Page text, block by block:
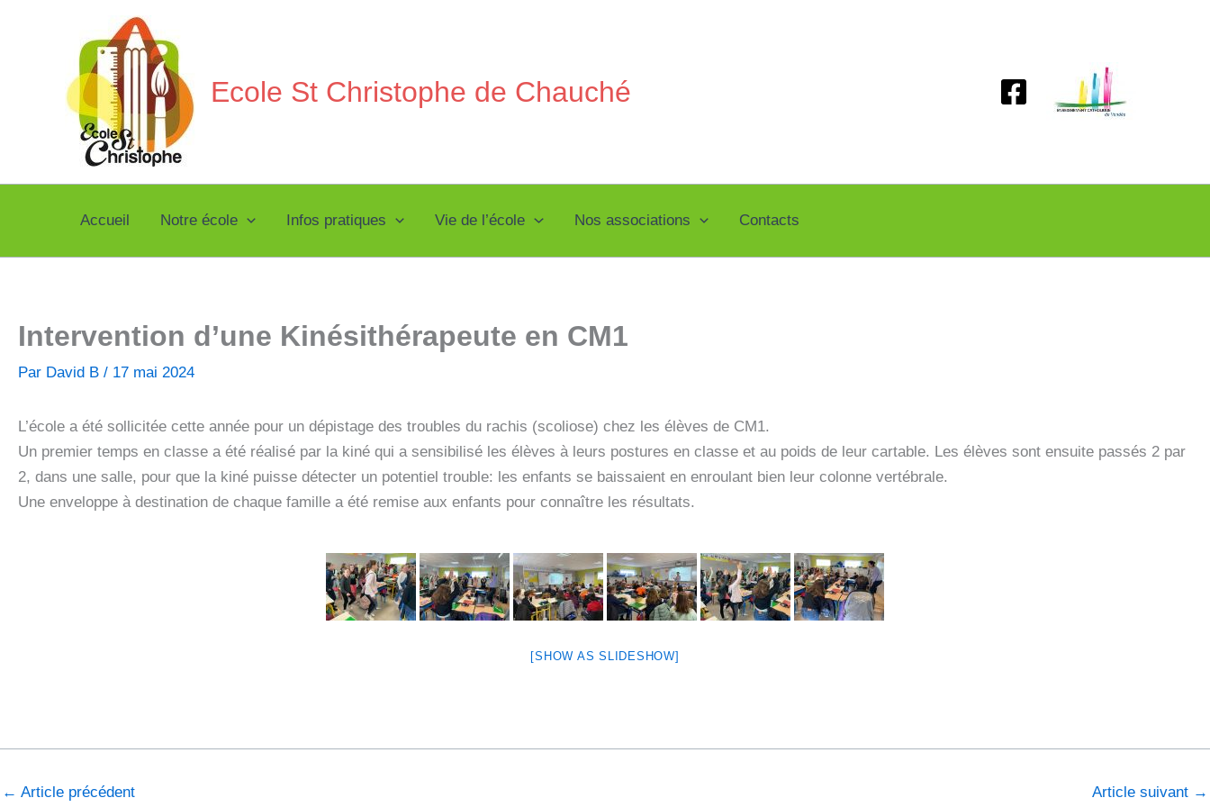
Ecole St Christophe de Chauché
Accueil Notre école Infos pratiques Vie de l’école Nos associations Contacts
Intervention d’une Kinésithérapeute en CM1
Par David B / 17 mai 2024
L’école a été sollicitée cette année pour un dépistage des troubles du rachis (scoliose) chez les élèves de CM1.
Un premier temps en classe a été réalisé par la kiné qui a sensibilisé les élèves à leurs postures en classe et au poids de leur cartable. Les élèves sont ensuite passés 2 par
2, dans une salle, pour que la kiné puisse détecter un potentiel trouble: les enfants se baissaient en enroulant bien leur colonne vertébrale.
Une enveloppe à destination de chaque famille a été remise aux enfants pour connaître les résultats.
[SHOW AS SLIDESHOW]
← Article précédent Article suivant →